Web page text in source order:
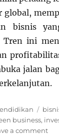
global,
bisnis
ini
jalan
Tags
business,
a commenton